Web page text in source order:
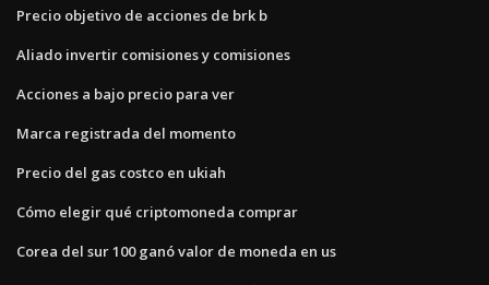
Precio objetivo de acciones de brk b
Aliado invertir comisiones y comisiones
Acciones a bajo precio para ver
Marca registrada del momento
Precio del gas costco en ukiah
Cómo elegir qué criptomoneda comprar
Corea del sur 100 ganó valor de moneda en us